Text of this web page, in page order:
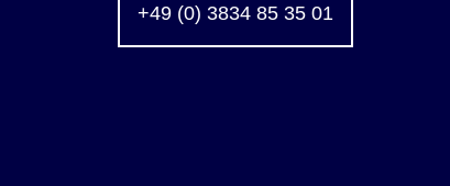
+49 (0) 3834 85 35 01